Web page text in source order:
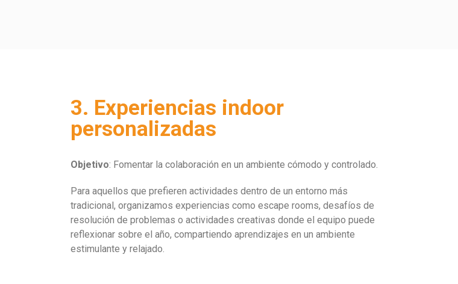
3. Experiencias indoor
personalizadas
Objetivo: Fomentar la colaboración en un ambiente cómodo y controlado.
Para aquellos que prefieren actividades dentro de un entorno más
tradicional, organizamos experiencias como escape rooms, desafíos de
resolución de problemas o actividades creativas donde el equipo puede
reflexionar sobre el año, compartiendo aprendizajes en un ambiente
estimulante y relajado.